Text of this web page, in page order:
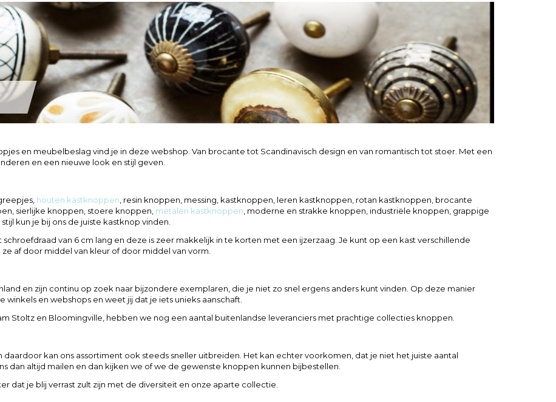
en meubelbeslag vind je in deze webshop. Van brocante tot Scandinavisch design en van romantisch tot stoer. Met een
en een nieuwe look en stijl geven.
houten kastknoppen , resin knoppen, messing, kastknoppen, leren kastknoppen, rotan kastknoppen, brocante
sierlijke knoppen, stoere knoppen, metalen kastknoppen , moderne en strakke knoppen, industriële knoppen, grappige
kun je bij ons de juiste kastknop vinden.
van 6 cm lang en deze is zeer makkelijk in te korten met een ijzerzaag. Je kunt op een kast verschillende
af door middel van kleur of door middel van vorm.
en zijn continu op zoek naar bijzondere exemplaren, die je niet zo snel ergens anders kunt vinden. Op deze manier
en webshops en weet jij dat je iets unieks aanschaft.
Stoltz en Bloomingville, hebben we nog een aantal buitenlandse leveranciers met prachtige collecties knoppen.
kan ons assortiment ook steeds sneller uitbreiden. Het kan echter voorkomen, dat je niet het juiste aantal
dan altijd mailen en dan kijken we of we de gewenste knoppen kunnen bijbestellen.
dat je blij verrast zult zijn met de diversiteit en onze aparte collectie.